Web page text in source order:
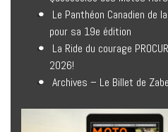
Le Panthéon Canadien de
pour sa 19e édition
La Ride du courage
2026!
Archives – Le Billet de